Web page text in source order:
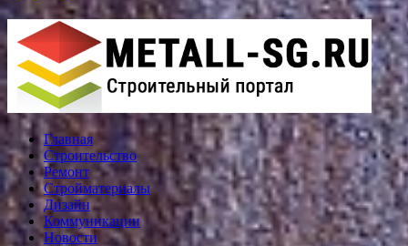
Главная
Строительство
Ремонт
Стройматериалы
Дизайн
Коммуникации
Новости